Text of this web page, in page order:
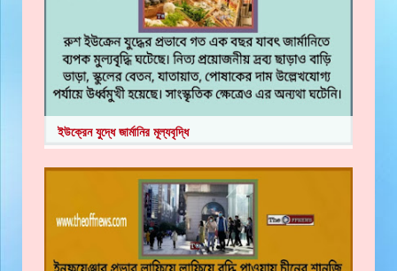
ইউক্রেন যুদ্ধে জার্মানির মূল্যবৃদ্ধি